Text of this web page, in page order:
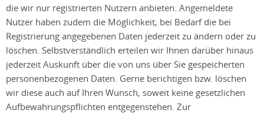
die wir nur registrierten Nutzern anbieten. Angemeldete
Nutzer haben zudem die Möglichkeit, bei Bedarf die bei
Registrierung angegebenen Daten jederzeit zu ändern oder zu
löschen. Selbstverständlich erteilen wir Ihnen darüber hinaus
jederzeit Auskunft über die von uns über Sie gespeicherten
personenbezogenen Daten. Gerne berichtigen bzw. löschen
wir diese auch auf Ihren Wunsch, soweit keine gesetzlichen
Aufbewahrungspflichten entgegenstehen. Zur